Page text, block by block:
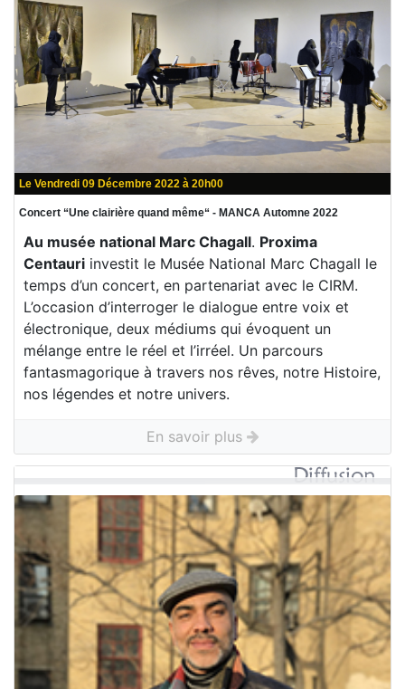
Le Vendredi 09 Décembre 2022 à 20h00
Concert “Une clairière quand même“ - MANCA Automne 2022
Au musée national Marc Chagall. Proxima
Centauri investit le Musée National Marc Chagall le
temps d’un concert, en partenariat avec le CIRM.
L’occasion d’interroger le dialogue entre voix et
électronique, deux médiums qui évoquent un
mélange entre le réel et l’irréel. Un parcours
fantasmagorique à travers nos rêves, notre Histoire,
nos légendes et notre univers.
En savoir plus